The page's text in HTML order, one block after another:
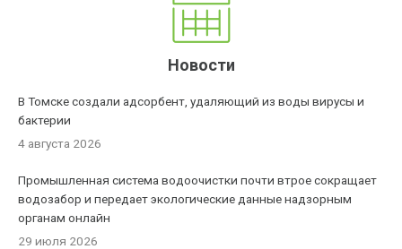
Новости
В Томске создали адсорбент, удаляющий из воды вирусы и
бактерии
4 августа 2026
Промышленная система водоочистки почти втрое сокращает
водозабор и передает экологические данные надзорным
органам онлайн
29 июля 2026